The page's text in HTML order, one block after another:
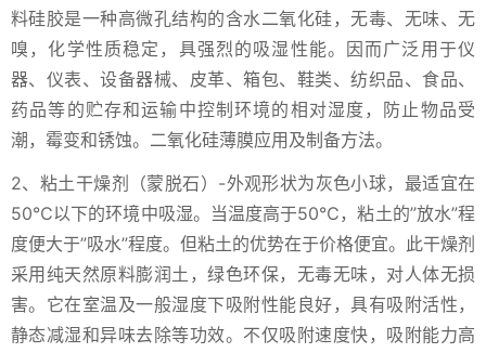
料硅胶是一种高微孔结构的含水二氧化硅，无毒、无味、无
嗅，化学性质稳定，具强烈的吸湿性能。因而广泛用于仪
器、仪表、设备器械、皮革、箱包、鞋类、纺织品、食品、
药品等的贮存和运输中控制环境的相对湿度，防止物品受
潮，霉变和锈蚀。二氧化硅薄膜应用及制备方法。
2、粘土干燥剂（蒙脱石）-外观形状为灰色小球，最适宜在
50℃以下的环境中吸湿。当温度高于50℃，粘土的”放水”程
度便大于”吸水”程度。但粘土的优势在于价格便宜。此干燥剂
采用纯天然原料膨润土，绿色环保，无毒无味，对人体无损
害。它在室温及一般湿度下吸附性能良好，具有吸附活性，
静态减湿和异味去除等功效。不仅吸附速度快，吸附能力高